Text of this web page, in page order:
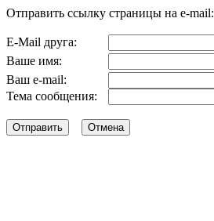
Отправить ссылку страницы на e-mail:
E-Mail друга:
Ваше имя:
Ваш e-mail:
Тема сообщения: